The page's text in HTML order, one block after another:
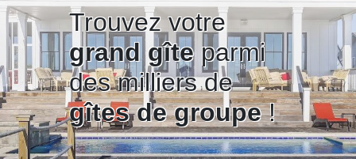
Trouvez votre
grand gîteparmi
des milliers de
gîtes de groupe!